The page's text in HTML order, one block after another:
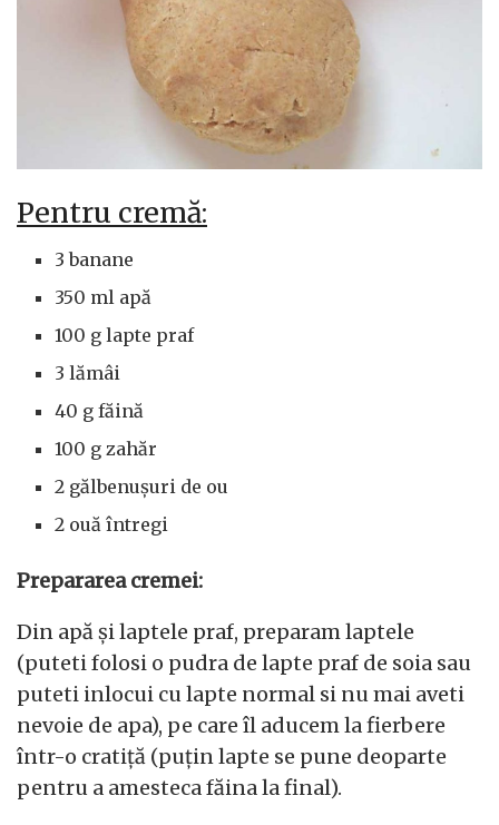
Pentru cremă:
3 banane
350 ml apă
100 g lapte praf
3 lămâi
40 g făină
100 g zahăr
2 gălbenușuri de ou
2 ouă întregi
Prepararea cremei:
Din apă și laptele praf, preparam laptele
(puteti folosi o pudra de lapte praf de soia sau
puteti inlocui cu lapte normal si nu mai aveti
nevoie de apa), pe care îl aducem la fierbere
într-o cratiță (puțin lapte se pune deoparte
pentru a amesteca făina la final).